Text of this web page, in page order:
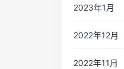
2023年1月
2022年12月
2022年11月